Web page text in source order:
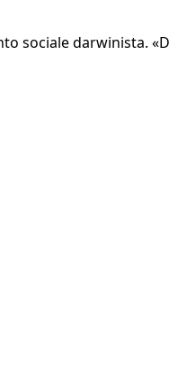
sociale darwinista.